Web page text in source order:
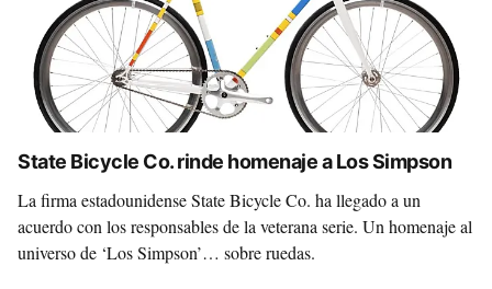
State Bicycle Co. rinde homenaje a Los Simpson
La firma estadounidense State Bicycle Co. ha llegado a un
acuerdo con los responsables de la veterana serie. Un homenaje al
universo de ‘Los Simpson’… sobre ruedas.